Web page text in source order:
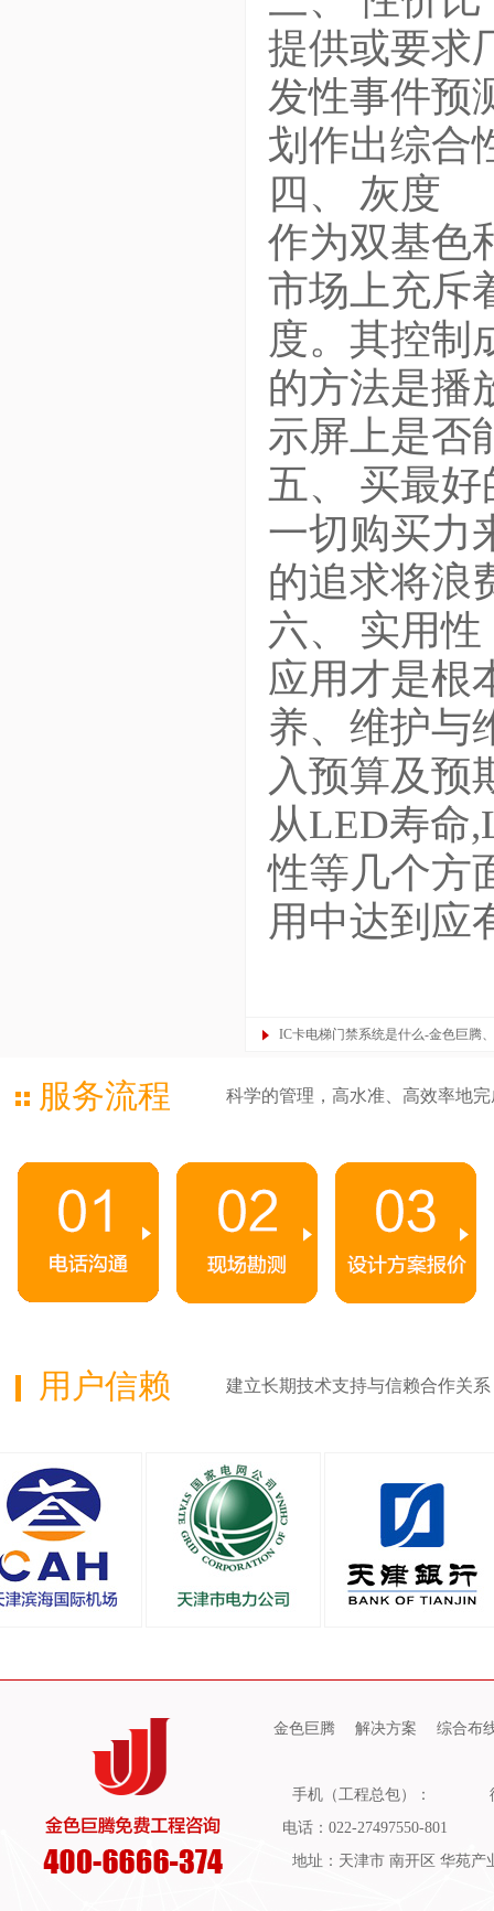
提供或要求
发性事件预
划作出综合
四、 灰度
作为双基色
市场上充斥
度。其控制
的方法是播
示屏上是否
五、 买最
一切购买力
的追求将浪
六、 实用性
应用才是根
养、维护与
入预算及预
从LED寿命
性等几个方
用中达到应
IC卡电梯门禁系统是什么-金色巨腾
服务流程 科学的管理，高水准、高效率地
用户信赖 建立长期技术支持与信赖合作关系
金色巨腾 解决方案 综合布
手机（工程总包）：
电话：022-27497550-801
地址：天津市 南开区 华苑产